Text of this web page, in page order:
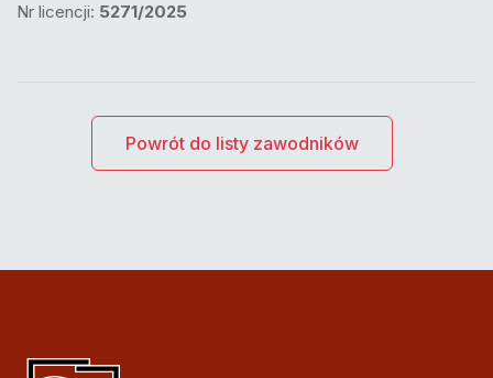
Nr licencji: 5271/2025
Powrót do listy zawodników